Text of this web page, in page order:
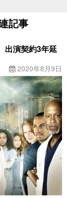
記事
出演契約3年延
2020年8月9日